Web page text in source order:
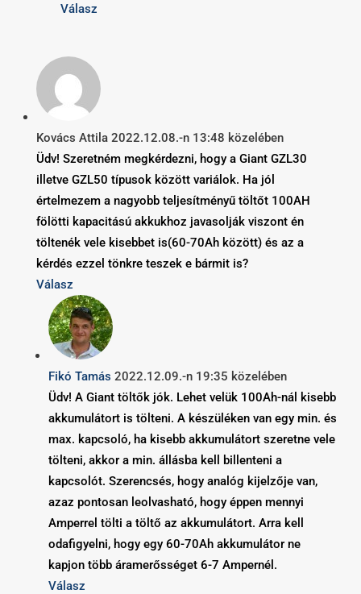
Válasz
Kovács Attila 2022.12.08.-n 13:48 közelében
Üdv! Szeretném megkérdezni, hogy a Giant GZL30
illetve GZL50 típusok között variálok. Ha jól
értelmezem a nagyobb teljesítményű töltőt 100AH
fölötti kapacitású akkukhoz javasolják viszont én
töltenék vele kisebbet is(60-70Ah között) és az a
kérdés ezzel tönkre teszek e bármit is?
Válasz
Fikó Tamás 2022.12.09.-n 19:35 közelében
Üdv! A Giant töltők jók. Lehet velük 100Ah-nál kisebb
akkumulátort is tölteni. A készüléken van egy min. és
max. kapcsoló, ha kisebb akkumulátort szeretne vele
tölteni, akkor a min. állásba kell billenteni a
kapcsolót. Szerencsés, hogy analóg kijelzője van,
azaz pontosan leolvasható, hogy éppen mennyi
Amperrel tölti a töltő az akkumulátort. Arra kell
odafigyelni, hogy egy 60-70Ah akkumulátor ne
kapjon több áramerősséget 6-7 Ampernél.
Válasz